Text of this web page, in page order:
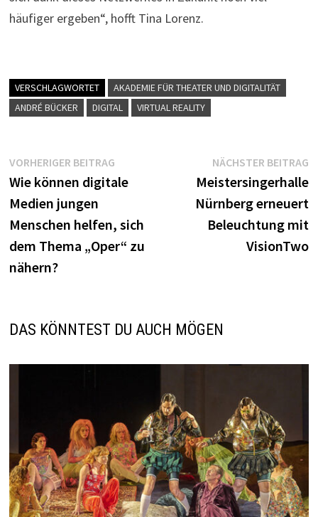
häufiger ergeben“, hofft Tina Lorenz.
VERSCHLAGWORTET
AKADEMIE FÜR THEATER UND DIGITALITÄT
ANDRÉ BÜCKER
DIGITAL VIRTUAL REALITY
Beitragsnavigation
VORHERIGER BEITRAG
Beitrag:
Wie können digitale
Medien jungen
Menschen helfen, sich
dem Thema „Oper“ zu
nähern?
NÄCHSTER BEITRAG
Meistersingerhalle
Nürnberg erneuert
Beleuchtung mit
VisionTwo
DAS KÖNNTEST DU AUCH MÖGEN